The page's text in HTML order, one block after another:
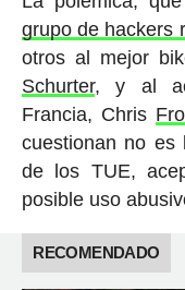
grupo de hackers
otros al mejor
Schurter, y al
Francia, Chris
cuestionan no es
de los TUE,
posible uso
RECOMENDADO